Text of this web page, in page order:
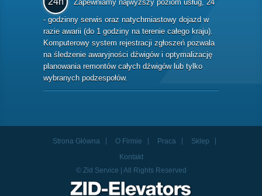
Zapewniamy najwyższy poziom usług, 24
- godzinny serwis oraz natychmiastowy dojazd w
razie awarii (do 1 godziny na terenie całego kraju).
Komputerowy system rejestracji zgłoszeń pozwala
na śledzenie awaryjności dźwigów i optymalizację
planowania remontów całych dźwigów lub tylko
wybranych podzespołów.
Strona Główna O Firmie Praca
Sklep
Kontakt
© Zid Service | All Rights Reserved